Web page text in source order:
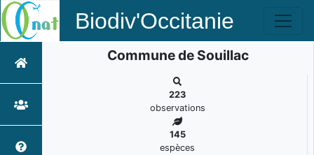
Biodiv'Occitanie
Commune de Souillac
223
observations
145
espèces